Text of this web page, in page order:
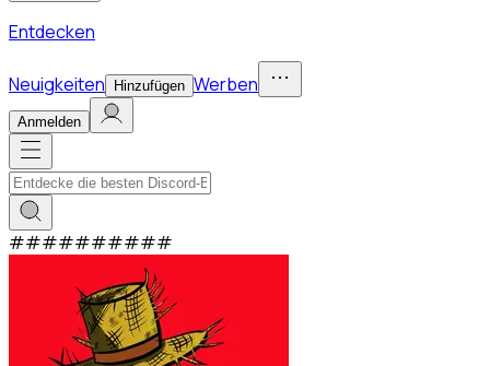
Entdecken
Neuigkeiten Hinzufügen Werben
Anmelden
##########